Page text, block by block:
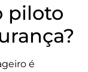
piloto
é